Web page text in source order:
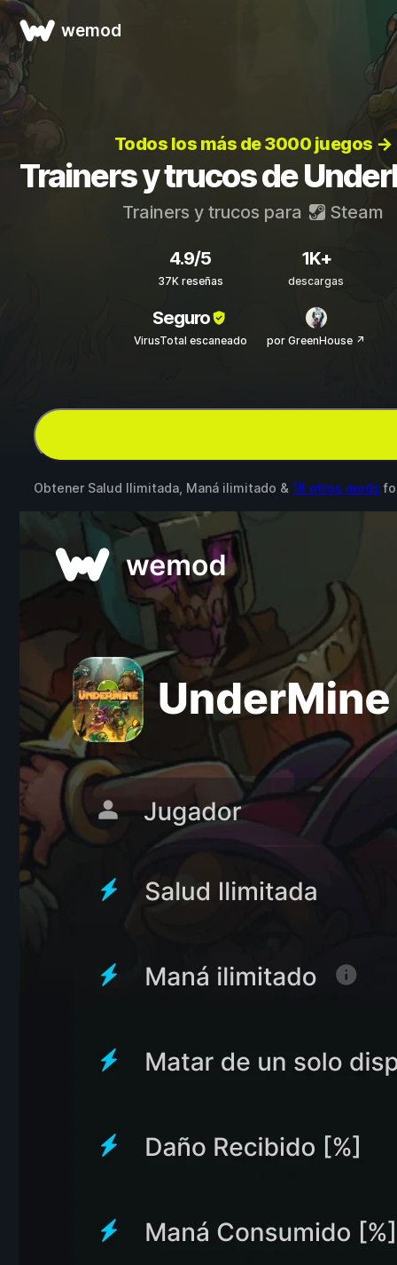
wemod
Todos los más de 3000 juegos →
Trainers y trucos de
Trainers y trucos para Steam
4.9/5
37K reseñas
1K+
descargas
Seguro
VirusTotal escaneado por GreenHouse ↗
Obtener Salud Ilimitada, Maná ilimitado & 18 otros mods